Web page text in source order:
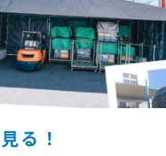
る！